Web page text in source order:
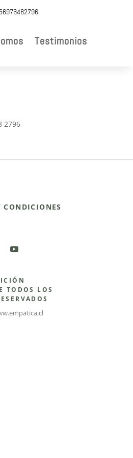
Testimonios
2796
CONDICIONES
TODOS LOS